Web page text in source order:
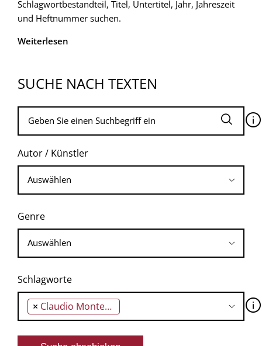
Schlagwortbestandteil, Titel, Untertitel, Jahr, Jahreszeit
und Heftnummer suchen.
Weiterlesen
SUCHE NACH TEXTEN
🛈
Autor / Künstler
Genre
Schlagworte
× Claudio Monteverdi 🛈